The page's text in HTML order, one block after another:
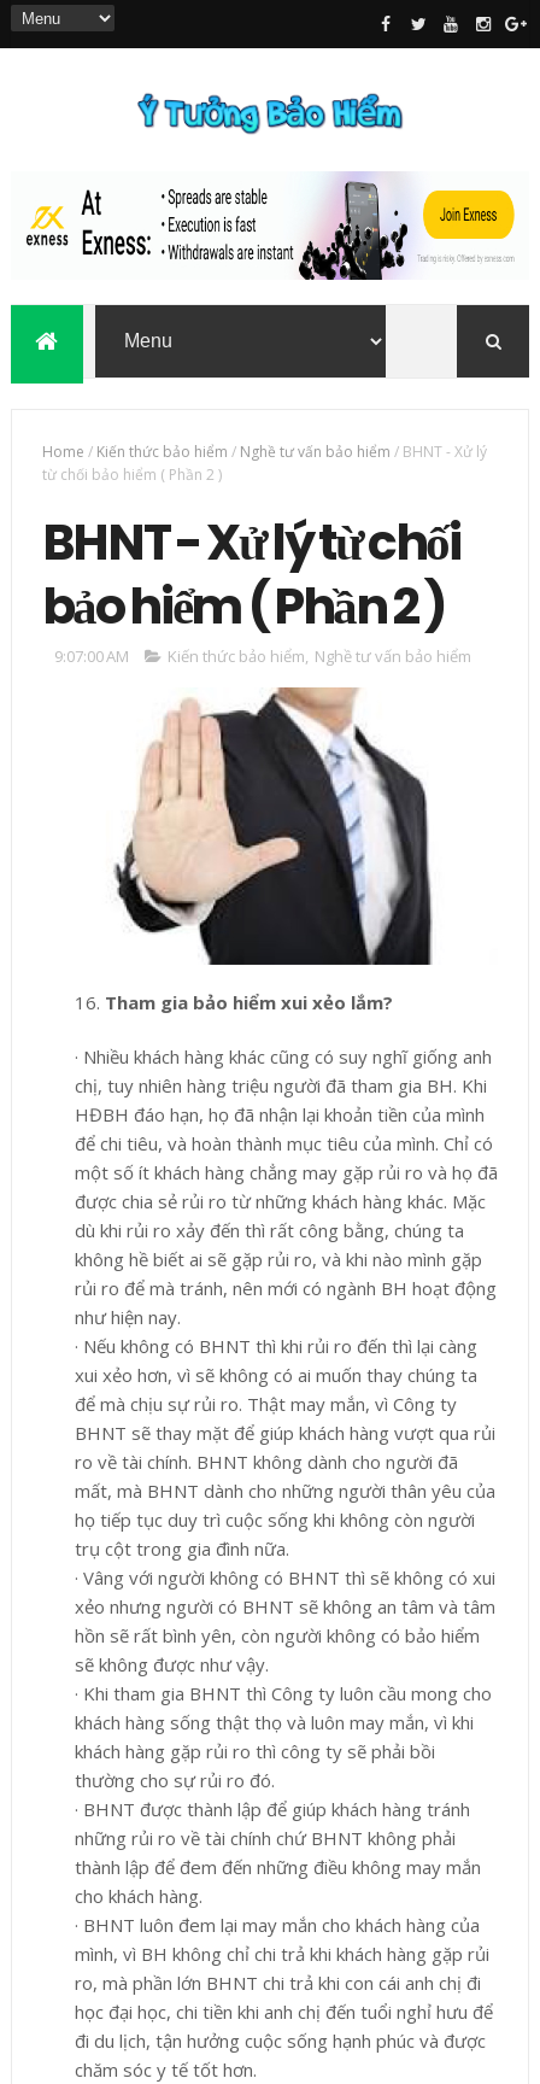
Home / Kiến thức bảo hiểm / Nghề tư vấn bảo hiểm / BHNT - Xử lý
từ chối bảo hiểm ( Phần 2 )
BHNT - Xử lý từ chối
bảo hiểm ( Phần 2 )
9:07:00 AM Kiến thức bảo hiểm, Nghề tư vấn bảo hiểm
16. Tham gia bảo hiểm xui xẻo lắm?
· Nhiều khách hàng khác cũng có suy nghĩ giống anh
chị, tuy nhiên hàng triệu người đã tham gia BH. Khi
HĐBH đáo hạn, họ đã nhận lại khoản tiền của mình
để chi tiêu, và hoàn thành mục tiêu của mình. Chỉ có
một số ít khách hàng chẳng may gặp rủi ro và họ đã
được chia sẻ rủi ro từ những khách hàng khác. Mặc
dù khi rủi ro xảy đến thì rất công bằng, chúng ta
không hề biết ai sẽ gặp rủi ro, và khi nào mình gặp
rủi ro để mà tránh, nên mới có ngành BH hoạt động
như hiện nay.
· Nếu không có BHNT thì khi rủi ro đến thì lại càng
xui xẻo hơn, vì sẽ không có ai muốn thay chúng ta
để mà chịu sự rủi ro. Thật may mắn, vì Công ty
BHNT sẽ thay mặt để giúp khách hàng vượt qua rủi
ro về tài chính. BHNT không dành cho người đã
mất, mà BHNT dành cho những người thân yêu của
họ tiếp tục duy trì cuộc sống khi không còn người
trụ cột trong gia đình nữa.
· Vâng với người không có BHNT thì sẽ không có xui
xẻo nhưng người có BHNT sẽ không an tâm và tâm
hồn sẽ rất bình yên, còn người không có bảo hiểm
sẽ không được như vậy.
· Khi tham gia BHNT thì Công ty luôn cầu mong cho
khách hàng sống thật thọ và luôn may mắn, vì khi
khách hàng gặp rủi ro thì công ty sẽ phải bồi
thường cho sự rủi ro đó.
· BHNT được thành lập để giúp khách hàng tránh
những rủi ro về tài chính chứ BHNT không phải
thành lập để đem đến những điều không may mắn
cho khách hàng.
· BHNT luôn đem lại may mắn cho khách hàng của
mình, vì BH không chỉ chi trả khi khách hàng gặp rủi
ro, mà phần lớn BHNT chi trả khi con cái anh chị đi
học đại học, chi tiền khi anh chị đến tuổi nghỉ hưu để
đi du lịch, tận hưởng cuộc sống hạnh phúc và được
chăm sóc y tế tốt hơn.